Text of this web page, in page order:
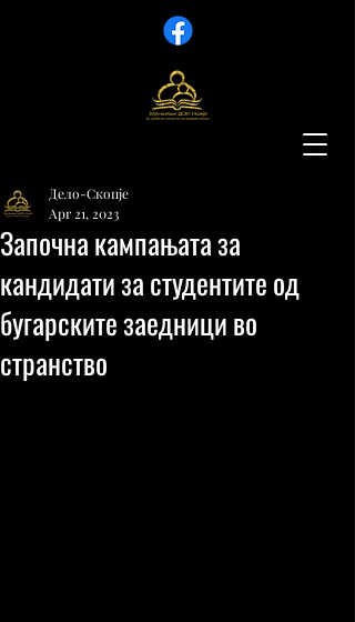
Започна кампањата за
кандидати за студентите од
бугарските заедници во
странство
Дело-Скопје
Apr 21, 2023